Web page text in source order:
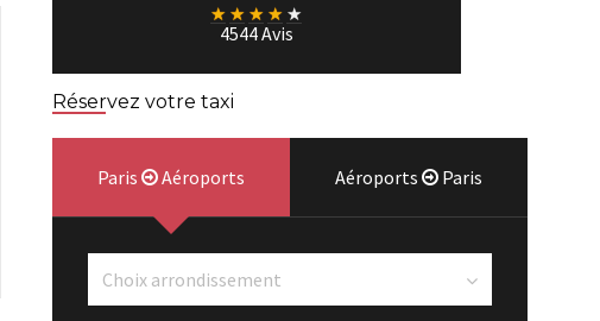
★ ★ ★ ★ ★
4544 Avis
Réservez votre taxi
Paris Aéroports Aéroports Paris